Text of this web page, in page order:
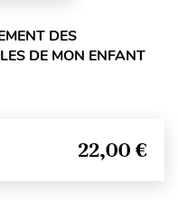
DES
DE MON ENFANT
22,00 €